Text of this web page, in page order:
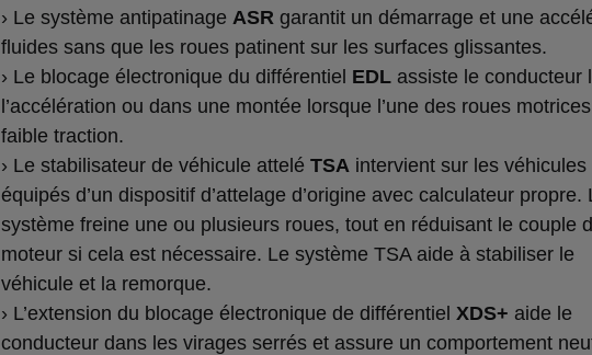
› Le système antipatinage ASR garantit un démarrage et une
fluides sans que les roues patinent sur les surfaces glissantes.
› Le blocage électronique du différentiel EDLassiste le conducteur
l’accélération ou dans une montée lorsque l’une des roues
faible traction.
› Le stabilisateur de véhicule attelé TSA intervient sur les véhicules
équipés d’un dispositif d’attelage d’origine avec calculateur propre.
système freine une ou plusieurs roues, tout en réduisant le couple
moteur si cela est nécessaire. Le système TSA aide à stabiliser le
véhicule et la remorque.
› L’extension du blocage électronique de différentiel XDS+ aide le
conducteur dans les virages serrés et assure un comportement